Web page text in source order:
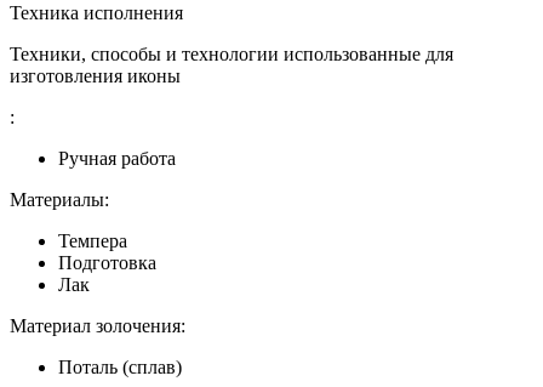
Техника исполнения
Техники, способы и технологии использованные для
изготовления иконы
:
Ручная работа
Материалы:
Темпера
Подготовка
Лак
Материал золочения:
Поталь (сплав)